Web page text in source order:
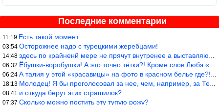
Последние комментарии
11:19 Есть такой момент…
03:54 Осторожнее надо с турецкими жеребцами!
14:48 здесь по крайненй мере не прячут внутренее а выставляют напоказ,
06:32 Ёбушки-воробушки! А это точно тётки?! Кроме слов Любэ «ты агрега
06:24 А талия у этой «красавицы» на фото в красном белье где?!)))
18:13 Молодец! Я бы проголосовал за нее, чем, например, за Терешкову!
08:41 и откуда берут этих страшилок?
07:37 Сколько можно постить эту тупую рожу?